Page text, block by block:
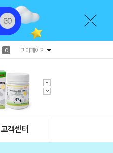
0 마이페이지
고객센터